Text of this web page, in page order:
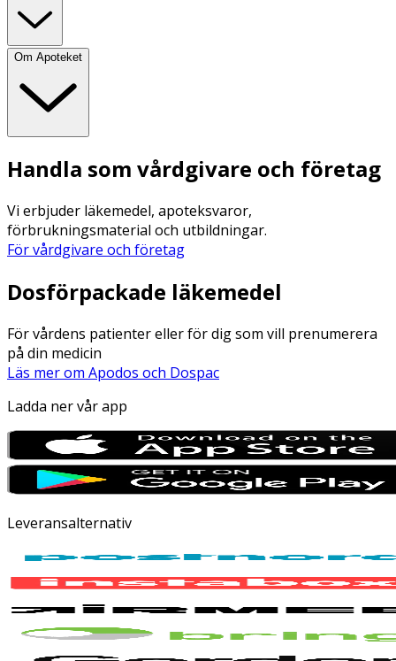
Om Apoteket
Handla som vårdgivare och företag
Vi erbjuder läkemedel, apoteksvaror,
förbrukningsmaterial och utbildningar.
För vårdgivare och företag
Dosförpackade läkemedel
För vårdens patienter eller för dig som vill prenumerera
på din medicin
Läs mer om Apodos och Dospac
Ladda ner vår app
Leveransalternativ